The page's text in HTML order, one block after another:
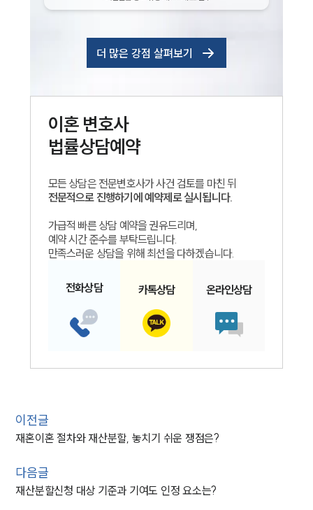
더 많은 강점 살펴보기
이혼변호사
법률상담예약
모든 상담은 전문변호사가 사건 검토를 마친 뒤
전문적으로 진행하기에 예약제로 실시됩니다.
가급적 빠른 상담 예약을 권유드리며,
예약 시간 준수를 부탁드립니다.
만족스러운 상담을 위해 최선을 다하겠습니다.
전화상담 카톡상담 온라인상담
이전글
재혼이혼 절차와 재산분할, 놓치기 쉬운 쟁점은?
다음글
재산분할신청 대상 기준과 기여도 인정 요소는?